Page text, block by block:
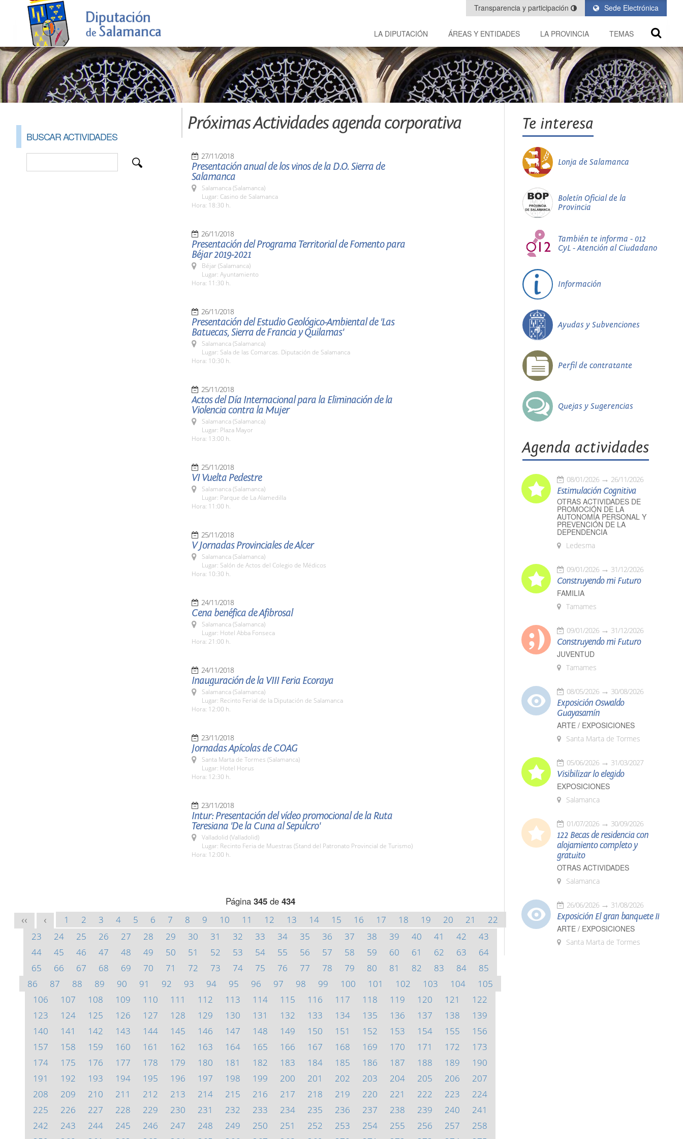
Sede Electrónica
Transparencia y participación
LA DIPUTACIÓN ÁREAS Y ENTIDADES LA PROVINCIA TEMAS
BUSCAR ACTIVIDADES
Próximas Actividades agenda corporativa
27/11/2018
Presentación anual de los vinos de la D.O. Sierra de
Salamanca
Salamanca (Salamanca)
Lugar: Casino de Salamanca
Hora: 18:30 h.
26/11/2018
Presentación del Programa Territorial de Fomento para
Béjar 2019-2021
Béjar (Salamanca)
Lugar: Ayuntamiento
Hora: 11:30 h.
26/11/2018
Presentación del Estudio Geológico-Ambiental de 'Las
Batuecas, Sierra de Francia y Quilamas'
Salamanca (Salamanca)
Lugar: Sala de las Comarcas. Diputación de Salamanca
Hora: 10:30 h.
25/11/2018
Actos del Día Internacional para la Eliminación de la
Violencia contra la Mujer
Salamanca (Salamanca)
Lugar: Plaza Mayor
Hora: 13:00 h.
25/11/2018
VI Vuelta Pedestre
Salamanca (Salamanca)
Lugar: Parque de La Alamedilla
Hora: 11:00 h.
25/11/2018
V Jornadas Provinciales de Alcer
Salamanca (Salamanca)
Lugar: Salón de Actos del Colegio de Médicos
Hora: 10:30 h.
24/11/2018
Cena benéfica de Afibrosal
Salamanca (Salamanca)
Lugar: Hotel Abba Fonseca
Hora: 21:00 h.
24/11/2018
Inauguración de la VIII Feria Ecoraya
Salamanca (Salamanca)
Lugar: Recinto Ferial de la Diputación de Salamanca
Hora: 12:00 h.
23/11/2018
Jornadas Apícolas de COAG
Santa Marta de Tormes (Salamanca)
Lugar: Hotel Horus
Hora: 12:30 h.
23/11/2018
Intur: Presentación del vídeo promocional de la Ruta
Teresiana 'De la Cuna al Sepulcro'
Valladolid (Valladolid)
Lugar: Recinto Feria de Muestras (Stand del Patronato Provincial de Turismo)
Hora: 12:00 h.
Página 345de 434
<< < 1 2 3 4 5 6 7 8 9 10 11 12 13 14 15 16 17 18 19 20 21
22
23
24 25 26 27 28 29 30 31 32 33 34 35 36 37 38 39 40 41 42
43
44
45 46 47 48 49 50 51 52 53 54 55 56 57 58 59 60 61 62 63
64
65
66 67 68 69 70 71 72 73 74 75 76 77 78 79 80 81 82 83 84
85
86
87 88 89 90 91 92 93 94 95 96 97 98 99 100 101 102 103 104
105
106
107 108 109 110 111 112 113 114 115 116 117 118 119 120 121
122
123
124 125 126 127 128 129 130 131 132 133 134 135 136 137 138
139
140
141 142 143 144 145 146 147 148 149 150 151 152 153 154 155
156
157
158 159 160 161 162 163 164 165 166 167 168 169 170 171 172
173
174
175 176 177 178 179 180 181 182 183 184 185 186 187 188 189
190
191
192 193 194 195 196 197 198 199 200 201 202 203 204 205 206
207
208
209 210 211 212 213 214 215 216 217 218 219 220 221 222 223
224
225
226 227 228 229 230 231 232 233 234 235 236 237 238 239 240
241
242
243 244 245 246 247 248 249 250 251 252 253 254 255 256 257
258
Te interesa
Lonja de Salamanca
Boletín Oficial de la
Provincia
También te informa - 012
CyL - Atención al Ciudadano
Información
Ayudas y Subvenciones
Perfil de contratante
Quejas y Sugerencias
Agenda actividades
08/01/2026 26/11/2026
Estimulación Cognitiva
OTRAS ACTIVIDADES DE
PROMOCIÓN DE LA
AUTONOMÍA PERSONAL Y
PREVENCIÓN DE LA
DEPENDENCIA
Ledesma
09/01/2026 31/12/2026
Construyendo mi Futuro
FAMILIA
Tamames
09/01/2026 31/12/2026
Construyendo mi Futuro
JUVENTUD
Tamames
08/05/2026 30/08/2026
Exposición Oswaldo
Guayasamín
ARTE / EXPOSICIONES
Santa Marta de Tormes
05/06/2026 31/03/2027
Visibilizar lo elegido
EXPOSICIONES
Salamanca
01/07/2026 30/09/2026
122 Becas de residencia con
alojamiento completo y
gratuito
OTRAS ACTIVIDADES
Salamanca
26/06/2026 31/08/2026
Exposición El gran banquete II
ARTE / EXPOSICIONES
Santa Marta de Tormes